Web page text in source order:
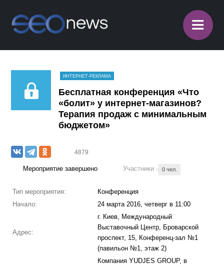
≡
ИНТЕРНЕТ-РЕКЛАМА
Бесплатная конференция «Что
«болит» у интернет-магазинов?
Терапия продаж с минимальным
бюджетом»
4879
Мероприятие завершено Участники 0 чел.
Тип мероприятия:
Конференция
Начало:
24 марта 2016, четверг в 11:00
Адрес:
г. Киев, Международный
Выставочный Центр, Броварской
проспект, 15, Конференц-зал №1
(павильон №1, этаж 2)
Компания YUDJES GROUP, в